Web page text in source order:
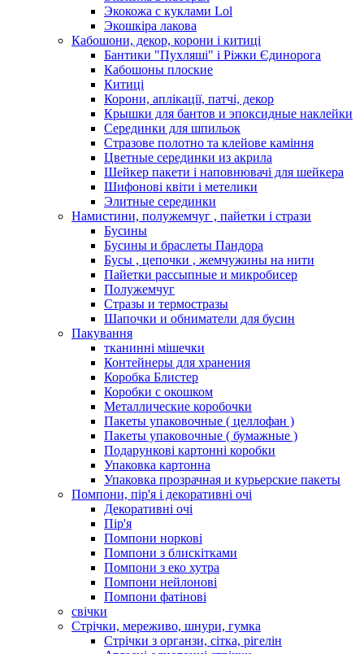
Экокожа с куклами Lol
Экошкiра лакова
Кабошони, декор, корони і китиці
Бантики "Пухляші" і Ріжки Єдинорога
Кабошоны плоские
Китиці
Корони, аплікації, патчі, декор
Крышки для бантов и эпоксидные наклейки
Серединки для шпильок
Стразове полотно та клейове каміння
Цветные серединки из акрила
Шейкер пакети і наповнювачі для шейкера
Шифонові квіти і метелики
Элитные серединки
Намистини, полужемчуг , пайетки і стрази
Бусины
Бусины и браслеты Пандора
Бусы , цепочки , жемчужины на нити
Пайетки рассыпные и микробисер
Полужемчуг
Стразы и термостразы
Шапочки и обниматели для бусин
Пакування
тканинні мішечки
Контейнеры для хранения
Коробка Блистер
Коробки с окошком
Металлические коробочки
Пакеты упаковочные ( целлофан )
Пакеты упаковочные ( бумажные )
Подарункові картонні коробки
Упаковка картонна
Упаковка прозрачная и курьерские пакеты
Помпони, пір'я і декоративні очі
Декоративні очі
Пір'я
Помпони норкові
Помпони з блискітками
Помпони з еко хутра
Помпони нейлонові
Помпони фатінові
свічки
Стрічки, мереживо, шнури, гумка
Стрічки з органзи, сітка, рігелін